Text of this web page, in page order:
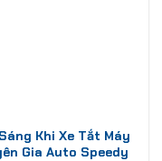
Khi Xe Tắt Máy
Gia Auto Speedy